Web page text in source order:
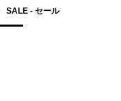
SALE - セール